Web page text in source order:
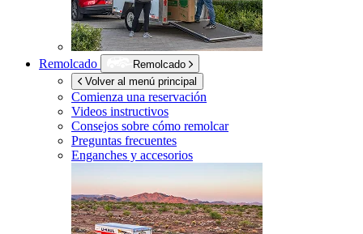
Remolcado
Remolcado
Volver al menú principal
Comienza una reservación
Videos instructivos
Consejos sobre cómo remolcar
Preguntas frecuentes
Enganches y accesorios